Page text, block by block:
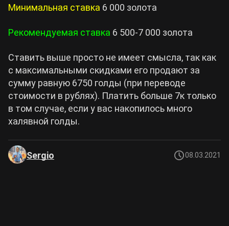
Минимальная ставка 6 000 золота
Рекомендуемая ставка 6 500-7 000 золота
Ставить выше просто не имеет смысла, так как
с максимальными скидками его продают за
сумму равную 6750 голды (при переводе
стоимости в рублях). Платить больше 7к только
в том случае, если у вас накопилось много
халявной голды.
Sergio 08.03.2021